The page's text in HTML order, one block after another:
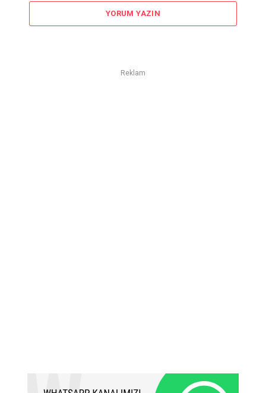
YORUM YAZIN
Reklam